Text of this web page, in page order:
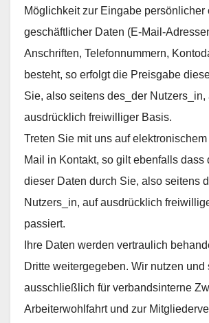
Möglichkeit zur Eingabe persönlicher
geschäftlicher Daten (E-Mail-
Anschriften, Telefonnummern,
besteht, so erfolgt die Preisgabe
Sie, also seitens des_der Nutzers_in,
ausdrücklich freiwilliger Basis.
Treten Sie mit uns auf
Mail in Kontakt, so gilt ebenfalls dass
dieser Daten durch Sie, also seitens
Nutzers_in, auf ausdrücklich
passiert.
Ihre Daten werden vertraulich
Dritte weitergegeben. Wir nutzen und
ausschließlich für verbandsinterne
Arbeiterwohlfahrt und zur